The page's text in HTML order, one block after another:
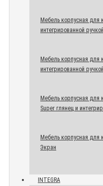
Мебель корпусная
интегрированной ручкой
Мебель корпусная
интегрированной ручкой
Мебель корпусная
Super глянец и
Мебель корпусная
Экран
INTEGRA